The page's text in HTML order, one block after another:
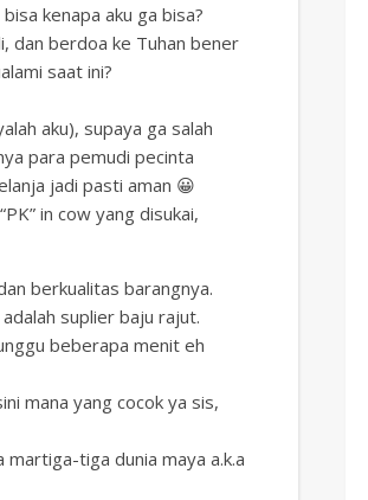
kenapa aku ga bisa?
dan berdoa ke Tuhan bener
saat ini?
aku), supaya ga salah
para pemudi pecinta
jadi pasti aman 😀
in cow yang disukai,
berkualitas barangnya.
suplier baju rajut.
beberapa menit eh
mana yang cocok ya sis,
martiga-tiga dunia maya a.k.a